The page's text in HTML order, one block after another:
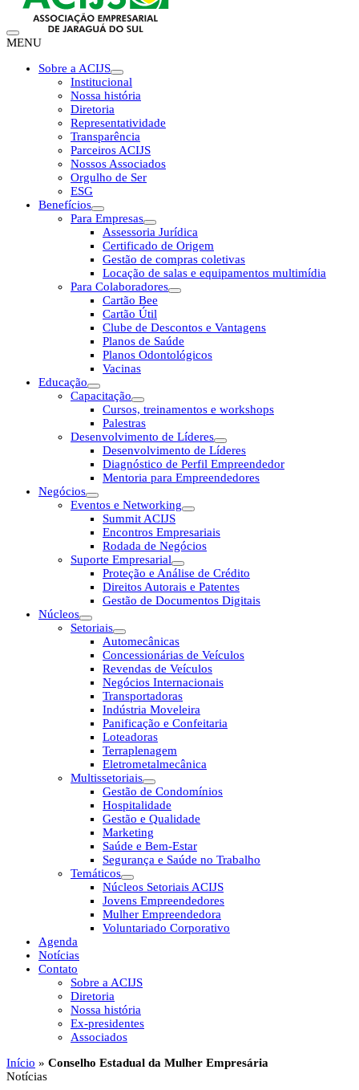
MENU
Sobre a ACIJS
Institucional
Nossa história
Diretoria
Representatividade
Transparência
Parceiros ACIJS
Nossos Associados
Orgulho de Ser
ESG
Benefícios
Para Empresas
Assessoria Jurídica
Certificado de Origem
Gestão de compras coletivas
Locação de salas e equipamentos multimídia
Para Colaboradores
Cartão Bee
Cartão Útil
Clube de Descontos e Vantagens
Planos de Saúde
Planos Odontológicos
Vacinas
Educação
Capacitação
Cursos, treinamentos e workshops
Palestras
Desenvolvimento de Líderes
Desenvolvimento de Líderes
Diagnóstico de Perfil Empreendedor
Mentoria para Empreendedores
Negócios
Eventos e Networking
Summit ACIJS
Encontros Empresariais
Rodada de Negócios
Suporte Empresarial
Proteção e Análise de Crédito
Direitos Autorais e Patentes
Gestão de Documentos Digitais
Núcleos
Setoriais
Automecânicas
Concessionárias de Veículos
Revendas de Veículos
Negócios Internacionais
Transportadoras
Indústria Moveleira
Panificação e Confeitaria
Loteadoras
Terraplenagem
Eletrometalmecânica
Multissetoriais
Gestão de Condomínios
Hospitalidade
Gestão e Qualidade
Marketing
Saúde e Bem-Estar
Segurança e Saúde no Trabalho
Temáticos
Núcleos Setoriais ACIJS
Jovens Empreendedores
Mulher Empreendedora
Voluntariado Corporativo
Agenda
Notícias
Contato
Sobre a ACIJS
Diretoria
Nossa história
Ex-presidentes
Associados
Início » Conselho Estadual da Mulher Empresária
Notícias